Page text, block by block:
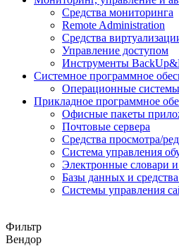
Средства мониторинга
Remote Administration
Средства
Управление доступом
Инструменты
Системное программное
Операционные системы
Прикладное программное
Офисные пакеты
Почтовые сервера
Средства просмотра/
Система управления
Электронные словари
Базы данных и средства
Системы управления
Фильтр
Вендор